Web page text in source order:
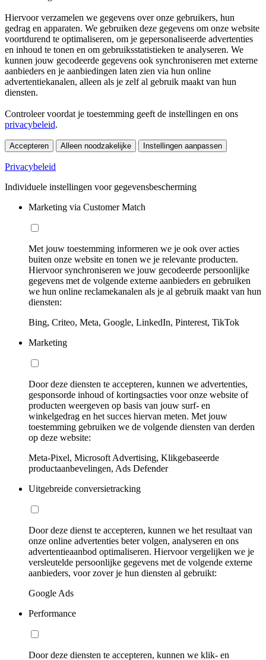
Hiervoor verzamelen we gegevens over onze gebruikers, hun
gedrag en apparaten. We gebruiken deze gegevens om onze website
voortdurend te optimaliseren, om je gepersonaliseerde advertenties
en inhoud te tonen en om gebruiksstatistieken te analyseren. We
kunnen jouw gecodeerde gegevens ook synchroniseren met externe
aanbieders en je aanbiedingen laten zien via hun online
advertentiekanalen, alleen als je zelf al gebruik maakt van hun
diensten.
Controleer voordat je toestemming geeft de instellingen en ons
privacybeleid.
Accepteren Alleen noodzakelijke Instellingen aanpassen
Privacybeleid
Individuele instellingen voor gegevensbescherming
Marketing via Customer Match
Met jouw toestemming informeren we je ook over acties
buiten onze website en tonen we je relevante producten.
Hiervoor synchroniseren we jouw gecodeerde persoonlijke
gegevens met de volgende externe aanbieders en gebruiken
we hun online reclamekanalen als je al gebruik maakt van hun
diensten:
Bing, Criteo, Meta, Google, LinkedIn, Pinterest, TikTok
Marketing
Door deze diensten te accepteren, kunnen we advertenties,
gesponsorde inhoud of kortingsacties voor onze website of
producten weergeven op basis van jouw surf- en
winkelgedrag en het succes hiervan meten. Met jouw
toestemming gebruiken we de volgende diensten van derden
op deze website:
Meta-Pixel, Microsoft Advertising, Klikgebaseerde
productaanbevelingen, Ads Defender
Uitgebreide conversietracking
Door deze dienst te accepteren, kunnen we het resultaat van
onze online advertenties beter volgen, analyseren en ons
advertentieaanbod optimaliseren. Hiervoor vergelijken we je
versleutelde persoonlijke gegevens met de volgende externe
aanbieders, voor zover je hun diensten al gebruikt:
Google Ads
Performance
Door deze diensten te accepteren, kunnen we klik- en